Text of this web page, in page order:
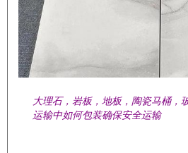
大理石，岩板，地板，陶瓷马桶，
运输中如何包装确保安全运输